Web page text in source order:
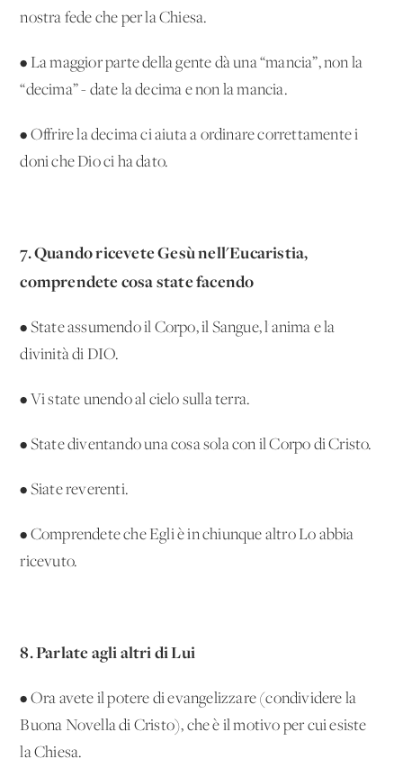
nostra fede che per la Chiesa.
• La maggior parte della gente dà una “mancia”, non la
“decima” - date la decima e non la mancia.
• Offrire la decima ci aiuta a ordinare correttamente i
doni che Dio ci ha dato.
7. Quando ricevete Gesù nell'Eucaristia,
comprendete cosa state facendo
• State assumendo il Corpo, il Sangue, l'anima e la
divinità di DIO.
• Vi state unendo al cielo sulla terra.
• State diventando una cosa sola con il Corpo di Cristo.
• Siate reverenti.
• Comprendete che Egli è in chiunque altro Lo abbia
ricevuto.
8. Parlate agli altri di Lui
• Ora avete il potere di evangelizzare (condividere la
Buona Novella di Cristo), che è il motivo per cui esiste
la Chiesa.